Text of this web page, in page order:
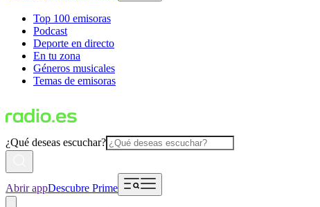
Top 100 emisoras
Podcast
Deporte en directo
En tu zona
Géneros musicales
Temas de emisoras
¿Qué deseas escuchar?
Abrir appDescubre Prime